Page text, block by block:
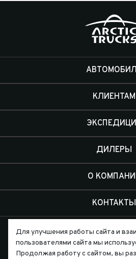
КЛИЕНТАМ
ДИЛЕРЫ
О
КОНТАКТЫ
Для улучшения работы сайта и
пользователями сайта мы
Продолжая работу с сайтом, вы